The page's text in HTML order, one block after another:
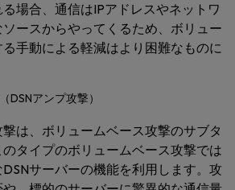
場合、通信はIPアドレスやネットワ
ースからやってくるため、ボリュー
手動による軽減はより困難なものに
DSNアンプ攻撃）
は、ボリュームベース攻撃のサブタ
タイプのボリュームベース攻撃では
サーバーの機能を利用します。攻